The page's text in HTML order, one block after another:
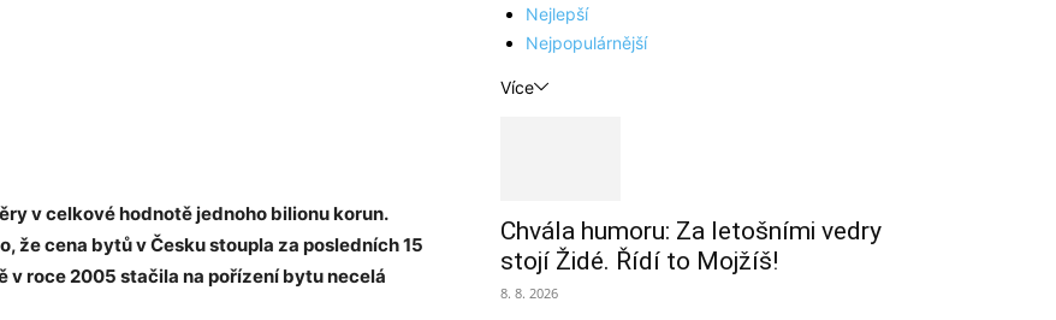
v celkové hodnotě jednoho bilionu korun.
že cena bytů v Česku stoupla za posledních 15
v roce 2005 stačila na pořízení bytu necelá
Nejlepší
Nejpopulárnější
Více
Chvála humoru: Za letošními vedry
stojí Židé. Řídí to Mojžíš!
8. 8. 2026